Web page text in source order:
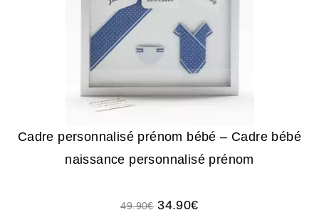
Cadre personnalisé prénom bébé – Cadre bébé
naissance personnalisé prénom
49.90€ 34.90€